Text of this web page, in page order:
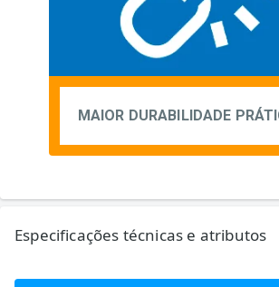
MAIOR DURABILIDADE
Especificações técnicas e atributos